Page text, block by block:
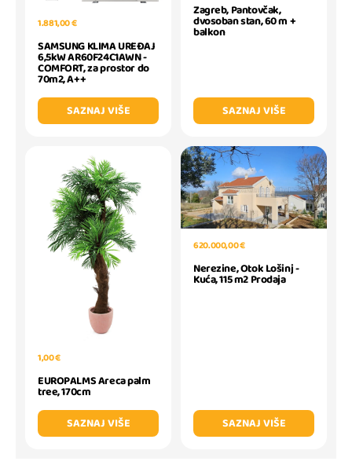
1.881,00 €
SAMSUNG KLIMA UREĐAJ
6,5kW AR60F24C1AWN -
COMFORT, za prostor do
70m2, A++
SAZNAJ VIŠE
Zagreb, Pantovčak,
dvosoban stan, 60 m +
balkon
SAZNAJ VIŠE
1,00 €
EUROPALMS Areca palm
tree, 170cm
SAZNAJ VIŠE
620.000,00 €
Nerezine, Otok Lošinj -
Kuća, 115 m2 Prodaja
SAZNAJ VIŠE